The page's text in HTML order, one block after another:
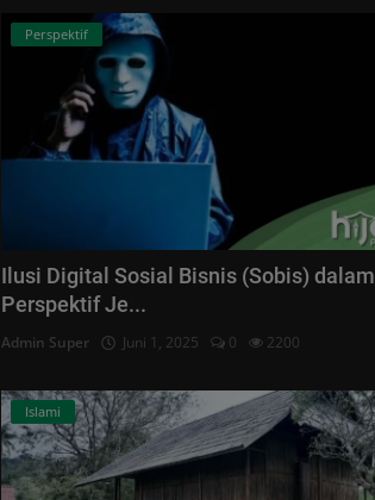
Perspektif
Ilusi Digital Sosial Bisnis (Sobis) dalam
Perspektif Je...
Admin Super Juni 1, 2025 0 2200
Islami